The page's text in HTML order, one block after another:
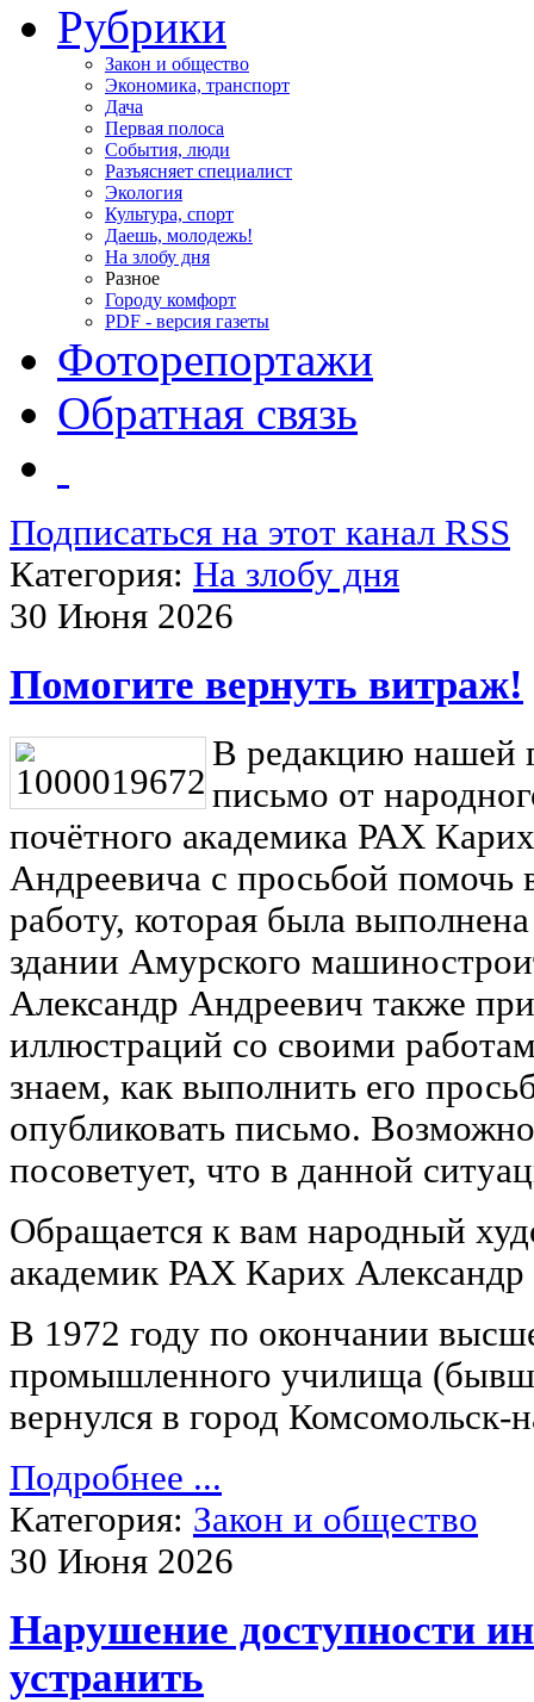
Рубрики
Закон и общество
Экономика, транспорт
Дача
Первая полоса
События, люди
Разъясняет специалист
Экология
Культура, спорт
Даешь, молодежь!
На злобу дня
Разное
Городу комфорт
PDF - версия газеты
Фоторепортажи
Обратная связь
Подписаться на этот канал RSS
Категория: На злобу дня
30 Июня 2026
Помогите вернуть витраж!
В редакцию нашей
письмо от
почётного академика РАХ
Андреевича с просьбой помочь
работу, которая была
здании Амурского
Александр Андреевич также
иллюстраций со своими
знаем, как выполнить его
опубликовать письмо.
посоветует, что в данной
Обращается к вам народный
академик РАХ Карих
В 1972 году по окончании
промышленного училища
вернулся в город
Подробнее ...
Категория: Закон и общество
30 Июня 2026
Нарушение доступности
устранить